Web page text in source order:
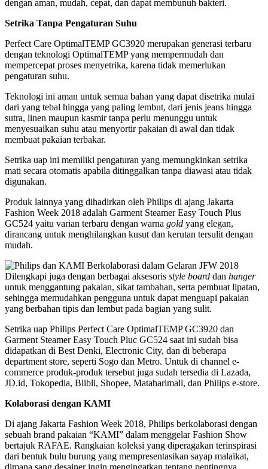
dengan aman, mudah, cepat, dan dapat membunuh bakteri.
Setrika Tanpa Pengaturan Suhu
Perfect Care OptimalTEMP GC3920 merupakan generasi terbaru
dengan teknologi OptimalTEMP yang mempermudah dan
mempercepat proses menyetrika, karena tidak memerlukan
pengaturan suhu.
Teknologi ini aman untuk semua bahan yang dapat disetrika mulai
dari yang tebal hingga yang paling lembut, dari jenis jeans hingga
sutra, linen maupun kasmir tanpa perlu menunggu untuk
menyesuaikan suhu atau menyortir pakaian di awal dan tidak
membuat pakaian terbakar.
Setrika uap ini memiliki pengaturan yang memungkinkan setrika
mati secara otomatis apabila ditinggalkan tanpa diawasi atau tidak
digunakan.
Produk lainnya yang dihadirkan oleh Philips di ajang Jakarta
Fashion Week 2018 adalah Garment Steamer Easy Touch Plus
GC524 yaitu varian terbaru dengan warna gold yang elegan,
dirancang untuk menghilangkan kusut dan kerutan tersulit dengan
mudah.
Dilengkapi juga dengan berbagai aksesoris style board dan hanger
untuk menggantung pakaian, sikat tambahan, serta pembuat lipatan,
sehingga memudahkan pengguna untuk dapat menguapi pakaian
yang berbahan tipis dan lembut pada bagian yang sulit.
Setrika uap Philips Perfect Care OptimalTEMP GC3920 dan
Garment Steamer Easy Touch Pluc GC524 saat ini sudah bisa
didapatkan di Best Denki, Electronic City, dan di beberapa
department store, seperti Sogo dan Metro. Untuk di channel e-
commerce produk-produk tersebut juga sudah tersedia di Lazada,
JD.id, Tokopedia, Blibli, Shopee, Mataharimall, dan Philips e-store.
Kolaborasi dengan KAMI
Di ajang Jakarta Fashion Week 2018, Philips berkolaborasi dengan
sebuah brand pakaian “KAMI” dalam menggelar Fashion Show
bertajuk RAFAE. Rangkaian koleksi yang diperagakan terinspirasi
dari bentuk bulu burung yang mempresentasikan sayap malaikat,
dimana sang desainer ingin mengingatkan tentang pentingnya